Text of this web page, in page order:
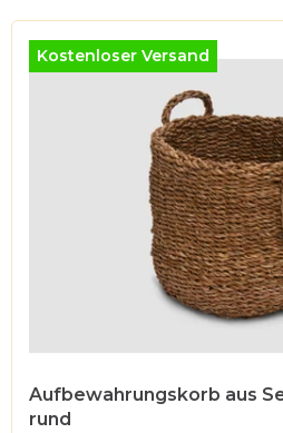
L
u
Kostenloser Versand
Aufbewahrungskorb aus
rund